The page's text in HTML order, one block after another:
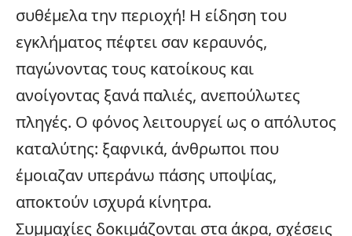
συθέμελα την περιοχή! Η είδηση του
εγκλήματος πέφτει σαν κεραυνός,
παγώνοντας τους κατοίκους και
ανοίγοντας ξανά παλιές, ανεπούλωτες
πληγές. Ο φόνος λειτουργεί ως ο απόλυτος
καταλύτης: ξαφνικά, άνθρωποι που
έμοιαζαν υπεράνω πάσης υποψίας,
αποκτούν ισχυρά κίνητρα.
Συμμαχίες δοκιμάζονται στα άκρα, σχέσεις